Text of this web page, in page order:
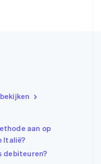
aan op
Italië?
debiteuren?